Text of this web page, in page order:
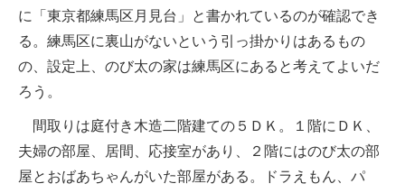
に「東京都練馬区月見台」と書かれているのが確認でき
る。練馬区に裏山がないという引っ掛かりはあるもの
の、設定上、のび太の家は練馬区にあると考えてよいだ
ろう。
間取りは庭付き木造二階建ての５ＤＫ。１階にＤＫ、
夫婦の部屋、居間、応接室があり、２階にはのび太の部
屋とおばあちゃんがいた部屋がある。ドラえもん、パ